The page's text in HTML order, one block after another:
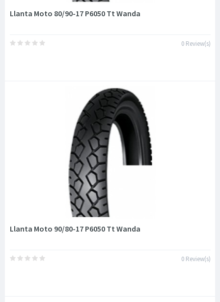
Llanta Moto 80/90-17 P6050 Tt Wanda
0 Review(s)
Llanta Moto 90/80-17 P6050 Tt Wanda
0 Review(s)